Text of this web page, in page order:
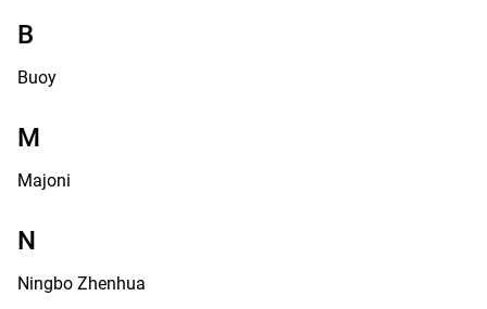
B
Buoy
M
Majoni
N
Ningbo Zhenhua